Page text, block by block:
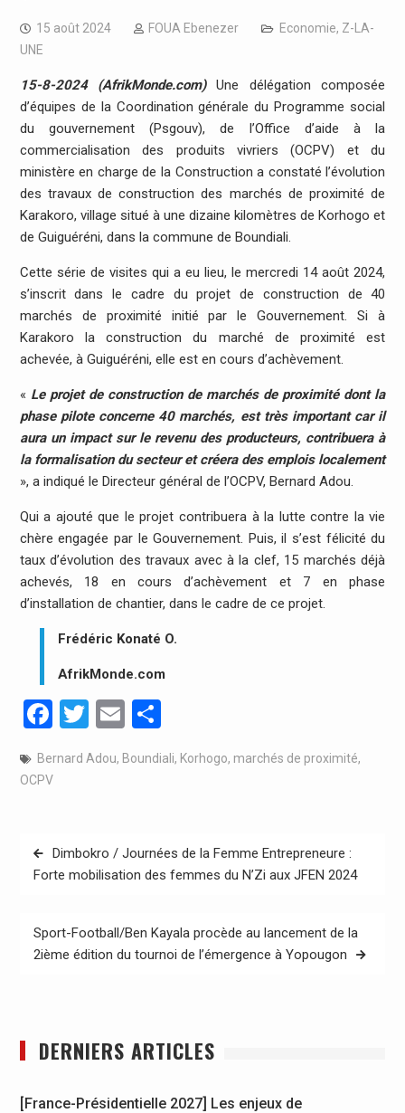
15 août 2024 FOUA Ebenezer Economie, Z-LA-
UNE
15-8-2024 (AfrikMonde.com)Une délégation composée
d’équipes de la Coordination générale du Programme social
du gouvernement (Psgouv), de l’Office d’aide à la
commercialisation des produits vivriers (OCPV) et du
ministère en charge de la Construction a constaté l’évolution
des travaux de construction des marchés de proximité de
Karakoro, village situé à une dizaine kilomètres de Korhogo et
de Guiguéréni, dans la commune de Boundiali.
Cette série de visites qui a eu lieu, le mercredi 14 août 2024,
s’inscrit dans le cadre du projet de construction de 40
marchés de proximité initié par le Gouvernement. Si à
Karakoro la construction du marché de proximité est
achevée, à Guiguéréni, elle est en cours d’achèvement.
« Le projet de construction de marchés de proximité dont la
phase pilote concerne 40 marchés, est très important car il
aura un impact sur le revenu des producteurs, contribuera à
la formalisation du secteur et créera des emplois localement
», a indiqué le Directeur général de l’OCPV, Bernard Adou.
Qui a ajouté que le projet contribuera à la lutte contre la vie
chère engagée par le Gouvernement. Puis, il s’est félicité du
taux d’évolution des travaux avec à la clef, 15 marchés déjà
achevés, 18 en cours d’achèvement et 7 en phase
d’installation de chantier, dans le cadre de ce projet.
Frédéric Konaté O.
AfrikMonde.com
Facebook
Twitter
EmailPartager
Bernard Adou, Boundiali, Korhogo, marchés de proximité,
OCPV
Navigation
de
Dimbokro / Journées de la Femme Entrepreneure :
Forte mobilisation des femmes du N’Zi aux JFEN 2024
Sport-Football/Ben Kayala procède au lancement de la
2ième édition du tournoi de l’émergence à Yopougon
DERNIERS ARTICLES
[France-Présidentielle 2027] Les enjeux de